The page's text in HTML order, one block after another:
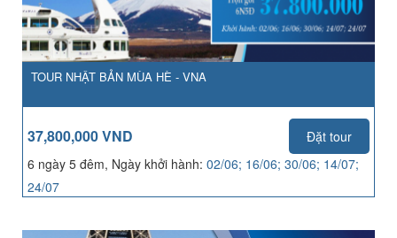
TOUR NHẬT BẢN MÙA HÈ - VNA
37,800,000 VND
Đặt tour
6 ngày 5 đêm, Ngày khởi hành: 02/06; 16/06; 30/06; 14/07;
24/07